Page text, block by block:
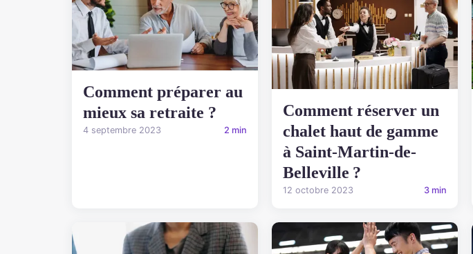
Comment préparer au
mieux sa retraite ?
4 septembre 2023 2 min
Comment réserver un
chalet haut de gamme
à Saint-Martin-de-
Belleville ?
12 octobre 2023 3 min